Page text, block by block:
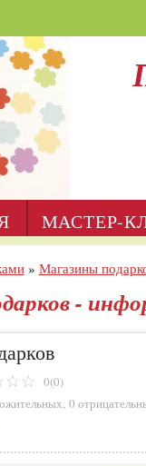
МАСТЕР-
» Магазины
-
0(0)
, 0